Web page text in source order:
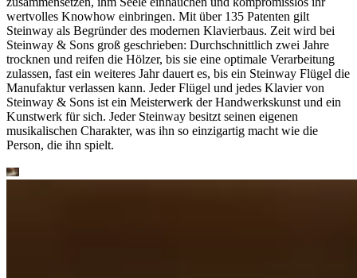
wertvolles Knowhow einbringen. Mit über 135 Patenten gilt
Steinway als Begründer des modernen Klavierbaus. Zeit wird bei
Steinway ⁠&⁠ Sons groß geschrieben: Durchschnittlich zwei Jahre
trocknen und reifen die Hölzer, bis sie eine optimale Verarbeitung
zulassen, fast ein weiteres Jahr dauert es, bis ein Steinway Flügel die
Manufaktur verlassen kann. Jeder Flügel und jedes Klavier von
Steinway ⁠&⁠ Sons ist ein Meisterwerk der Handwerkskunst und ein
Kunstwerk für sich. Jeder Steinway besitzt seinen eigenen
musikalischen Charakter, was ihn so einzigartig macht wie die
Person, die ihn spielt.